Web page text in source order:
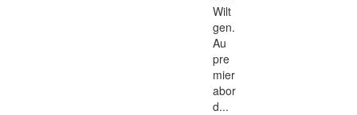
Wilt
gen.
Au
pre
mier
abor
d...